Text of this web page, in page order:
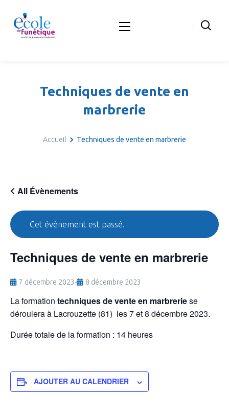
Techniques de vente en
marbrerie
Accueil Techniques de vente en marbrerie
All Évènements
Cet évènement est passé.
Techniques de vente en marbrerie
7 décembre 2023- 8 décembre 2023
La formation techniques de vente en marbreriese
déroulera à Lacrouzette (81) les 7 et 8 décembre 2023.
Durée totale de la formation : 14 heures
AJOUTER AU CALENDRIER